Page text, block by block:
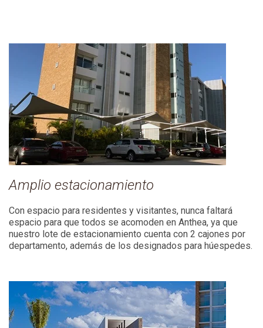
Amplio estacionamiento
Con espacio para residentes y visitantes, nunca faltará
espacio para que todos se acomoden en Anthea, ya que
nuestro lote de estacionamiento cuenta con 2 cajones por
departamento, además de los designados para húespedes.